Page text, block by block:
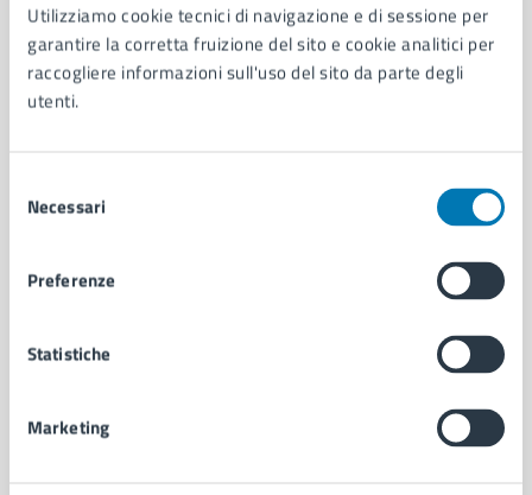
Utilizziamo cookie tecnici di navigazione e di sessione per
garantire la corretta fruizione del sito e cookie analitici per
raccogliere informazioni sull'uso del sito da parte degli
utenti.
delNecessari
Preferenze
Statistiche
Marketing
AMMINISTRAZIONE
Aree amministrative
Organi di governo
Enti e fondazioni
Politici
Documenti e dati
Ambiente